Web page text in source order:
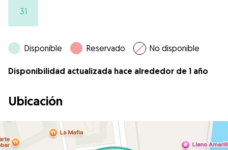
31
Disponible Reservado No disponible
Disponibilidad actualizada hace alrededor de 1 año
Ubicación